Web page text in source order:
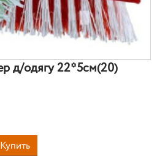
д/одягу 22*5см(20)
Купить